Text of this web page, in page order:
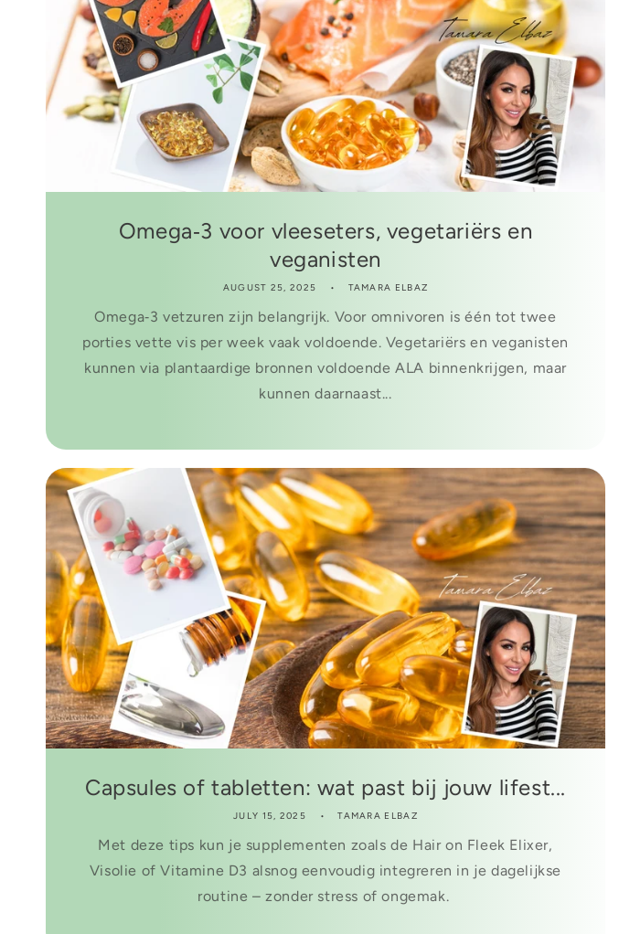
Omega‑3 voor vleeseters, vegetariërs en
veganisten
AUGUST 25, 2025 TAMARA ELBAZ
Omega‑3 vetzuren zijn belangrijk. Voor omnivoren is één tot twee
porties vette vis per week vaak voldoende. Vegetariërs en veganisten
kunnen via plantaardige bronnen voldoende ALA binnenkrijgen, maar
kunnen daarnaast...
Capsules of tabletten: wat past bij jouw lifest...
JULY 15, 2025 TAMARA ELBAZ
Met deze tips kun je supplementen zoals de Hair on Fleek Elixer,
Visolie of Vitamine D3 alsnog eenvoudig integreren in je dagelijkse
routine – zonder stress of ongemak.